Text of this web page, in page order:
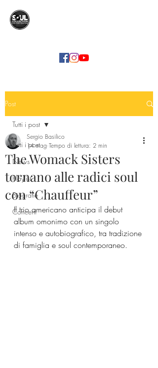
Post
Tutti i post
News
Playlist
Biografie
Concerti
Tutti i post
The Womack Sisters
tornano alle radici soul
con “Chauffeur”
Sergio Basilico
14 mag Tempo di lettura: 2 min
Il trio americano anticipa il debut
album omonimo con un singolo
intenso e autobiografico, tra tradizione
di famiglia e soul contemporaneo.